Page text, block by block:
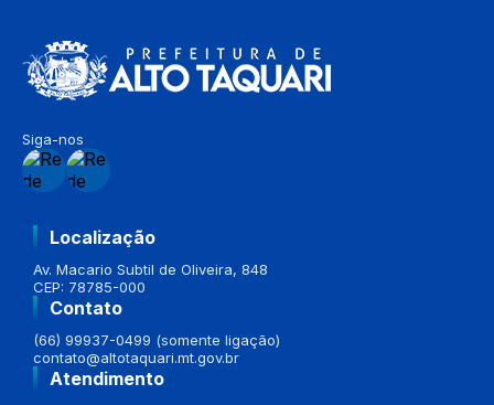
Siga-nos
Localização
Av. Macario Subtil de Oliveira, 848
CEP: 78785-000
Contato
(66) 99937-0499 (somente ligação)
contato@altotaquari.mt.gov.br
Atendimento